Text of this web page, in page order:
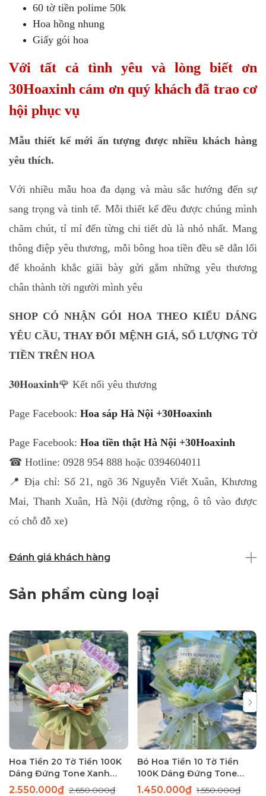
60 tờ tiền polime 50k
Hoa hồng nhung
Giấy gói hoa
Với tất cả tình yêu và lòng biết ơn
30Hoaxinh cám ơn quý khách đã trao cơ
hội phục vụ
Mẫu thiết kế mới ấn tượng được nhiều khách hàng
yêu thích.
Với nhiều mẫu hoa đa dạng và màu sắc hướng đến sự
sang trọng và tinh tế. Mỗi thiết kế đều được chúng mình
chăm chút, tỉ mỉ đến từng chi tiết dù là nhỏ nhất. Mang
thông điệp yêu thương, mỗi bông hoa tiền đều sẽ dẫn lối
để khoảnh khắc giãi bày gửi gắm những yêu thương
chân thành tời người mình yêu
SHOP CÓ NHẬN GÓI HOA THEO KIỂU DÁNG
YÊU CẦU, THAY ĐỔI MỆNH GIÁ, SỐ LƯỢNG TỜ
TIỀN TRÊN HOA
𝟑𝟎𝐇𝐨𝐚𝐱𝐢𝐧𝐡🌹 Kết nối yêu thương
Page Facebook: Hoa sáp Hà Nội +30Hoaxinh
Page Facebook: Hoa tiền thật Hà Nội +30Hoaxinh
☎ Hotline: 0928 954 888 hoặc 0394604011
📍 Địa chỉ: Số 21, ngõ 36 Nguyễn Viết Xuân, Khương
Mai, Thanh Xuân, Hà Nội (đường rộng, ô tô vào được
có chỗ đỗ xe)
Đánh giá khách hàng
Sản phẩm cùng loại
Hoa Tiền 20 Tờ Tiền 100K
Dáng Đứng Tone Xanh
Sang Trọng
2.550.000₫ 2.650.000₫
Bó Hoa Tiền 10 Tờ Tiền
100K Dáng Đứng Tone
Xanh Thanh Lịch
1.450.000₫1.550.000₫